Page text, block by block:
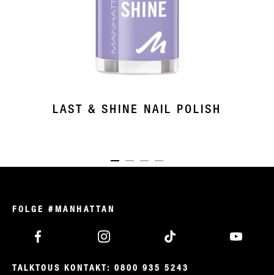
LAST & SHINE NAIL POLISH
ITEM 01 (CURRENT SLIDE)
ITEM 02ITEM 03ITEM 04
FOLGE #MANHATTAN
TALKTOUS KONTAKT: 0800 935 5243